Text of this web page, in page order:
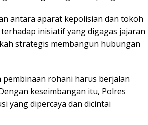
antara aparat kepolisian dan tokoh
inisiatif yang digagas jajaran
strategis membangun hubungan
rohani harus berjalan
keseimbangan itu, Polres
yang dipercaya dan dicintai